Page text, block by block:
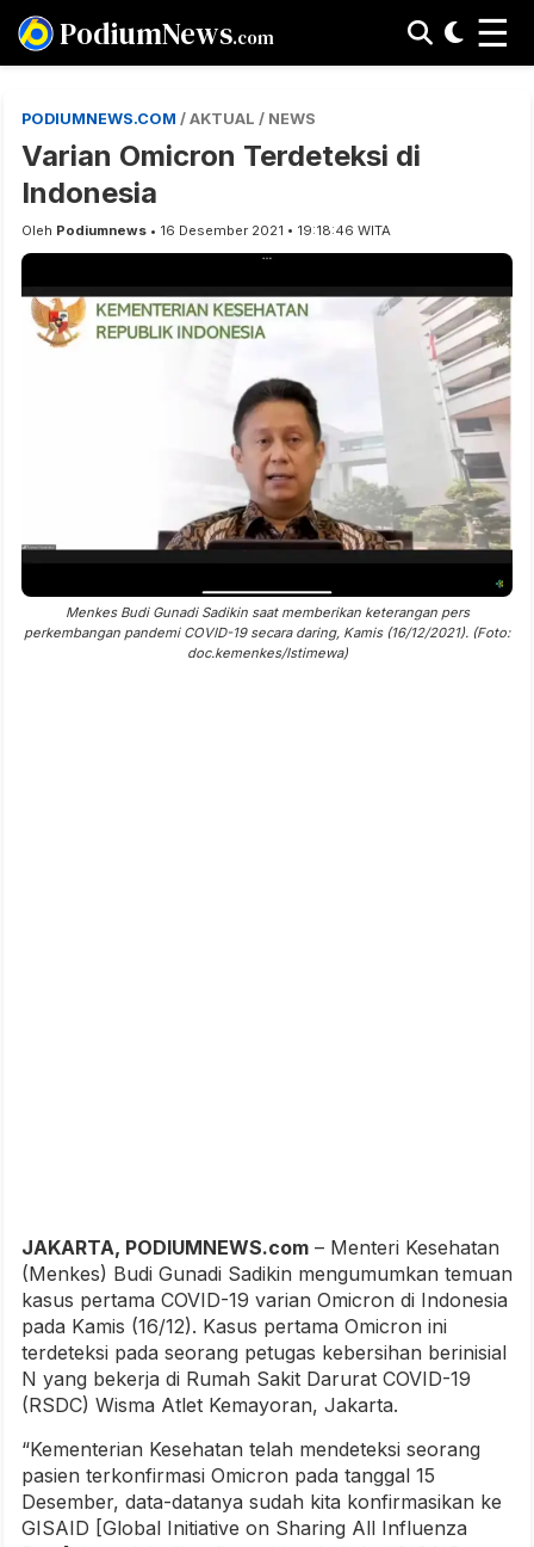
PodiumNews.com ☰
PODIUMNEWS.COM / AKTUAL / NEWS
Varian Omicron Terdeteksi di
Indonesia
Oleh Podiumnews • 16 Desember 2021 • 19:18:46 WITA
Menkes Budi Gunadi Sadikin saat memberikan keterangan pers
perkembangan pandemi COVID-19 secara daring, Kamis (16/12/2021). (Foto:
doc.kemenkes/Istimewa)
JAKARTA, PODIUMNEWS.com – Menteri Kesehatan
(Menkes) Budi Gunadi Sadikin mengumumkan temuan
kasus pertama COVID-19 varian Omicron di Indonesia
pada Kamis (16/12). Kasus pertama Omicron ini
terdeteksi pada seorang petugas kebersihan berinisial
N yang bekerja di Rumah Sakit Darurat COVID-19
(RSDC) Wisma Atlet Kemayoran, Jakarta.
“Kementerian Kesehatan telah mendeteksi seorang
pasien terkonfirmasi Omicron pada tanggal 15
Desember, data-datanya sudah kita konfirmasikan ke
GISAID [Global Initiative on Sharing All Influenza